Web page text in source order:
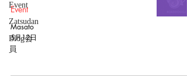
Event
Zatsudan
Blog会
員
Event
Masato
5月12日